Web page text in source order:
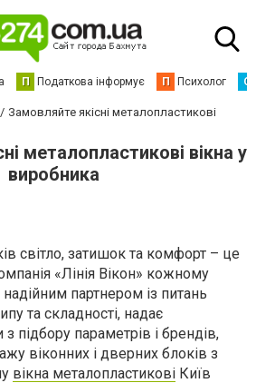
П Податкова інформує П Психолог С
Замовляйте якісні металопластикові
металопластикові вікна у
виробника
світло, затишок та комфорт – це
«Лінія Вікон» кожному
партнером із питань
та складності, надає
з підбору параметрів і брендів,
віконних і дверних блоків з
вікна металопластикові Київ